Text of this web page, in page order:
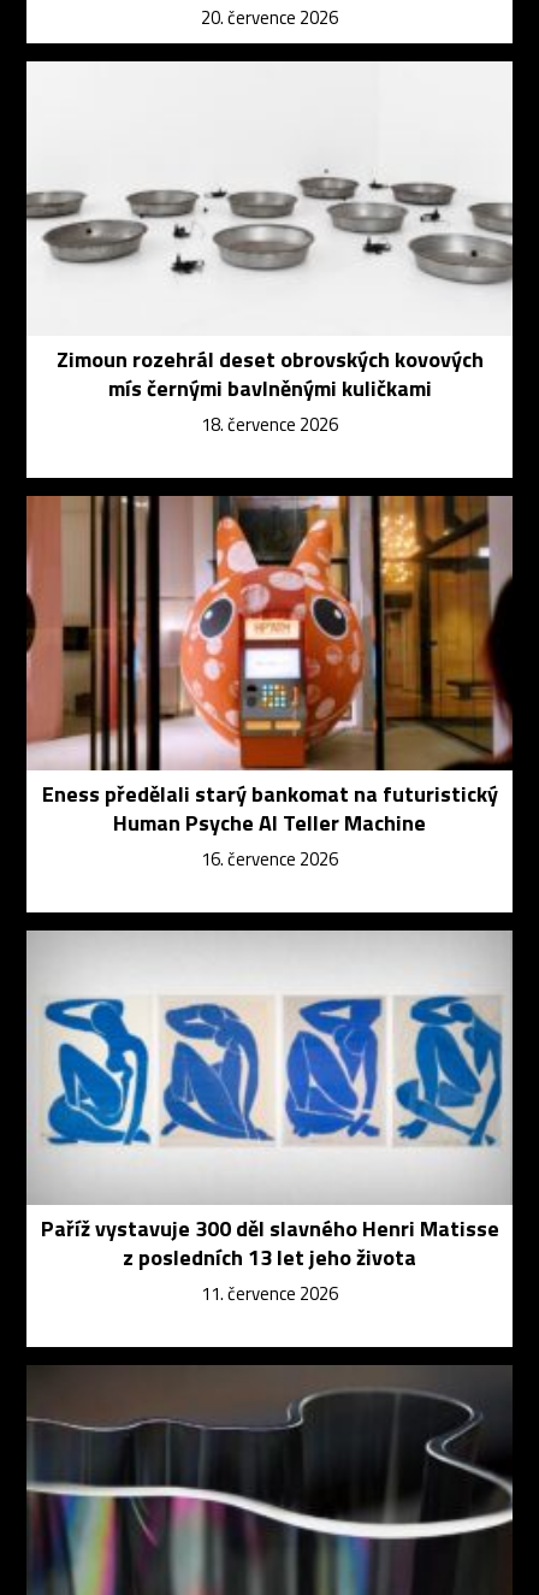
20. července 2026
Zimoun rozehrál deset obrovských kovových
mís černými bavlněnými kuličkami
18. července 2026
Eness předělali starý bankomat na futuristický
Human Psyche AI Teller Machine
16. července 2026
Paříž vystavuje 300 děl slavného Henri Matisse
z posledních 13 let jeho života
11. července 2026